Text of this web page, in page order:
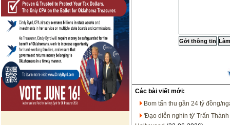
Các bài viết mới:
Bom tấn thu gần 24 tỷ đồng/
'Đạo diễn nghìn tỷ' Trấn